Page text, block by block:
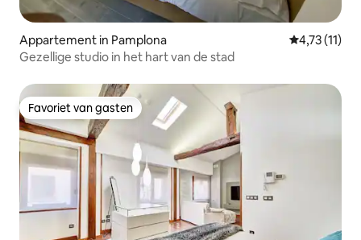
Appartement in Pamplona Gemiddelde
4,73 (11)
Gezellige studio in het hart van de stad
Favoriet van gasten
Favoriet van gasten